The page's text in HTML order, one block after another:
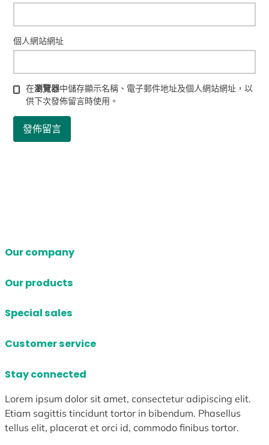
個人網站網址
在瀏覽器中儲存顯示名稱、電子郵件地址及個人網站網址，以
供下次發佈留言時使用。
Our company
Our products
Special sales
Customer service
Stay connected
Lorem ipsum dolor sit amet, consectetur adipiscing elit.
Etiam sagittis tincidunt tortor in bibendum. Phasellus
tellus elit, placerat et orci id, commodo finibus tortor.